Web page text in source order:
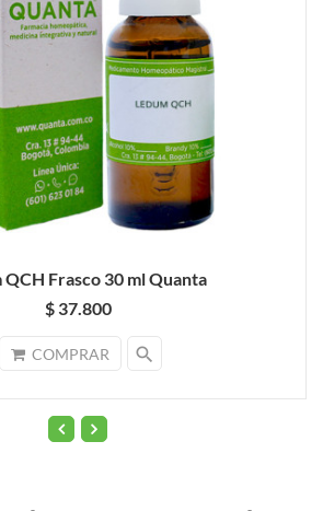
QCH Frasco 30 ml Quanta
$ 37.800
COMPRAR search